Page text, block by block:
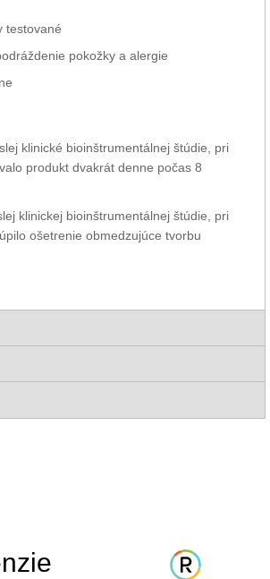
testované
pokožky a alergie
klinické bioinštrumentálnej štúdie, pri
produkt dvakrát denne počas 8
klinickej bioinštrumentálnej štúdie, pri
ošetrenie obmedzujúce tvorbu